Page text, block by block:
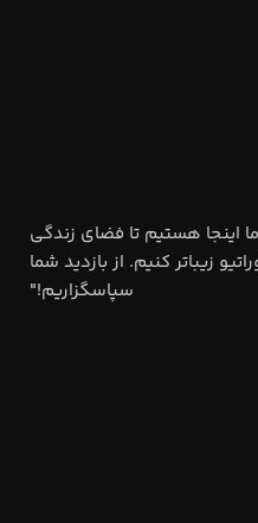
اینجا هستیم تا فضای زندگی
زیباتر کنیم. از بازدید شما
سپاسگزاریم!"